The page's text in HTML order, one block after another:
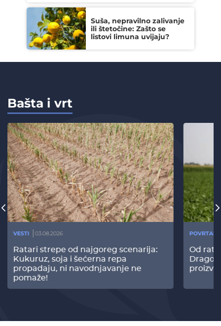
Suša, nepravilno zalivanje
ili štetočine: Zašto se
listovi limuna uvijaju?
Bašta i vrt
VESTI 03.08.2026
Ratari strepe od najgoreg scenarija:
Kukuruz, soja i šećerna repa
propadaju, ni navodnjavanje ne
pomaže!
Od